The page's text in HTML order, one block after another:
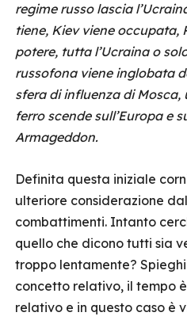
regime russo lascia
tiene, Kiev viene occupata,
potere, tutta l’Ucraina o
russofona viene inglobata
sfera di influenza di
ferro scende sull’Europa e
Armageddon.
Definita questa iniziale
ulteriore considerazione
combattimenti. Intanto
quello che dicono tutti sia
troppo lentamente?
concetto relativo, il tempo
relativo e in questo caso è